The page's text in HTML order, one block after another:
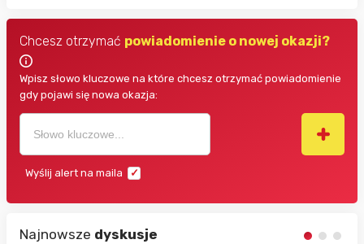
Chcesz otrzymać powiadomienie o nowej okazji?
Wpisz słowo kluczowe na które chcesz otrzymać powiadomienie
gdy pojawi się nowa okazja:
Wyślij alert na maila
Najnowsze dyskusje